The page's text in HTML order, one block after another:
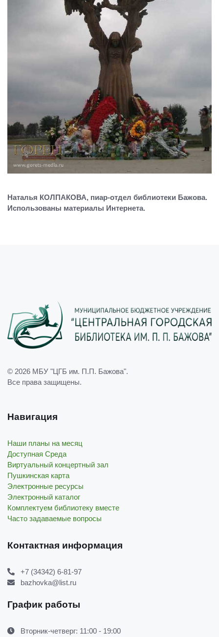
Наталья КОЛПАКОВА, пиар-отдел библиотеки Бажова.
Использованы материалы Интернета.
© 2026 МБУ "ЦГБ им. П.П. Бажова".
Все права защищены.
Навигация
Наши планы на месяц
Доступная Среда
Виртуальный концертный зал
Пушкинская карта
Электронные ресурсы
Электронный каталог
Комплектуем библиотеку вместе
Часто задаваемые вопросы
Контактная информация
+7 (34342) 6-81-97
bazhovka@list.ru
График работы
Вторник-четверг: 11:00 - 19:00